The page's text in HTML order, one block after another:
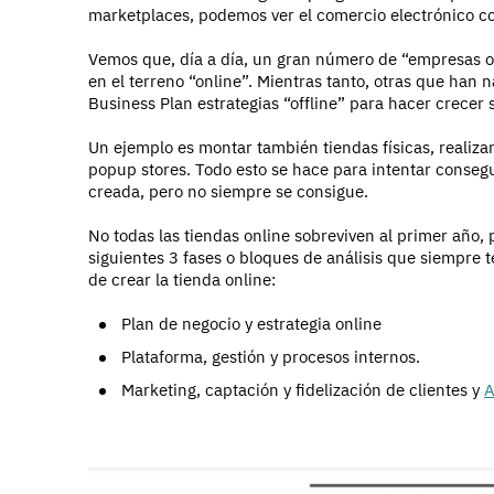
marketplaces, podemos ver el comercio electrónico
Vemos que, día a día, un gran número de
en el terreno “online”. Mientras tanto, otras que han
Business Plan estrategias “offline” para hacer crecer
Un ejemplo es montar también tiendas físicas,
popup stores. Todo esto se hace para intentar
creada, pero no siempre se consigue.
No todas las tiendas online sobreviven al primer
siguientes 3 fases o bloques de análisis que siempre
de crear la tienda online:
Plan de negocio y estrategia online
Plataforma, gestión y procesos internos.
Marketing, captación y fidelización de clientes y